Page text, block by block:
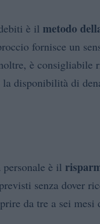
è il metodo
fornisce un
è consigliabile
disponibilità di
è il
senza dover
da tre a sei mesi